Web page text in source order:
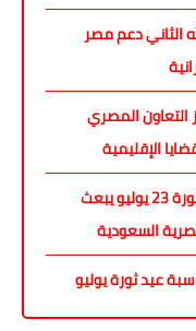
الثاني دعم مصر
المصري
الإقليمية
احتفال سفارة مصر بالرياض بذكرى ثورة 23 يوليو يبعث
السعودية